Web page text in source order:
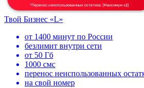
Твой Бизнес «L»
от 1400 минут по России
безлимит внутри сети
от 50 Гб
1000 смс
перенос неиспользованных
на свой номер